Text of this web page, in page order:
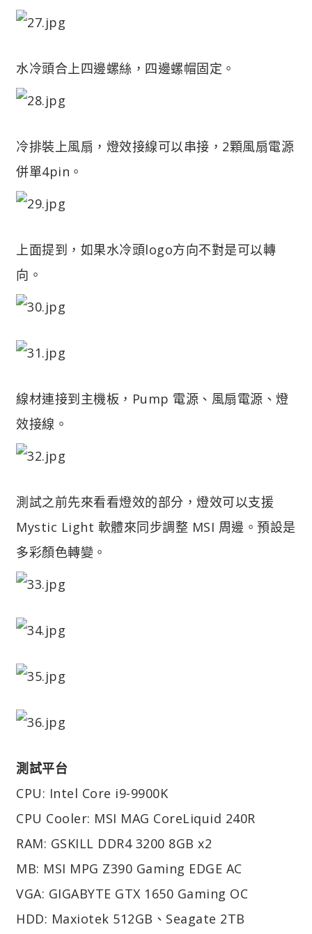
水冷頭合上四邊螺絲，四邊螺帽固定。
冷排裝上風扇，燈效接線可以串接，2顆風扇電源
併單4pin。
上面提到，如果水冷頭logo方向不對是可以轉
向。
線材連接到主機板，Pump 電源、風扇電源、燈
效接線。
測試之前先來看看燈效的部分，燈效可以支援
Mystic Light 軟體來同步調整 MSI 周邊。預設是
多彩顏色轉變。
測試平台
CPU: Intel Core i9-9900K
CPU Cooler: MSI MAG CoreLiquid 240R
RAM: GSKILL DDR4 3200 8GB x2
MB: MSI MPG Z390 Gaming EDGE AC
VGA: GIGABYTE GTX 1650 Gaming OC
HDD: Maxiotek 512GB、Seagate 2TB